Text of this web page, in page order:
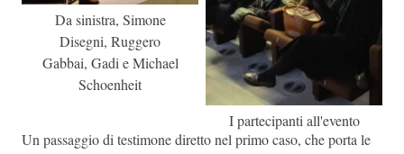
Da sinistra, Simone
Disegni, Ruggero
Gabbai, Gadi e Michael
Schoenheit
I partecipanti all'evento
Un passaggio di testimone diretto nel primo caso, che porta le